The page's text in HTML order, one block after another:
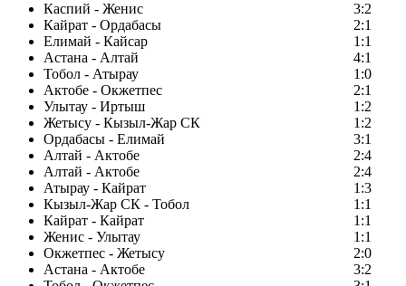
Каспий - Женис
3:2
Кайрат - Ордабасы
2:1
Елимай - Кайсар
1:1
Астана - Алтай
4:1
Тобол - Атырау
1:0
Актобе - Окжетпес
2:1
Улытау - Иртыш
1:2
Жетысу - Кызыл-Жар СК
1:2
Ордабасы - Елимай
3:1
Алтай - Актобе
2:4
Алтай - Актобе
2:4
Атырау - Кайрат
1:3
Кызыл-Жар СК - Тобол
1:1
Кайрат - Кайрат
1:1
Женис - Улытау
1:1
Окжетпес - Жетысу
2:0
Астана - Актобе
3:2